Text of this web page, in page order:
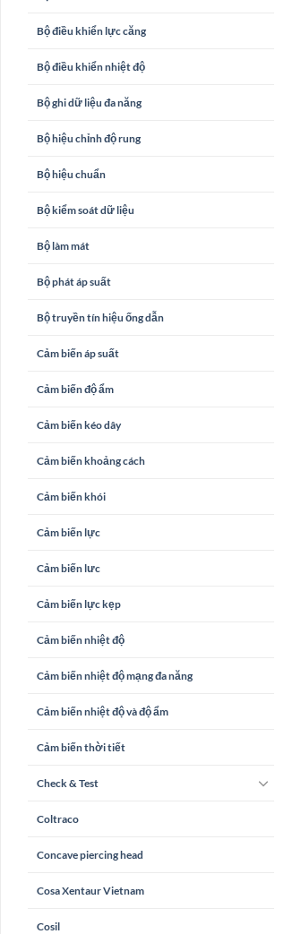
Bộ điều khiển lực căng
Bộ điều khiển nhiệt độ
Bộ ghi dữ liệu đa năng
Bộ hiệu chỉnh độ rung
Bộ hiệu chuẩn
Bộ kiểm soát dữ liệu
Bộ làm mát
Bộ phát áp suất
Bộ truyền tín hiệu ống dẫn
Cảm biến áp suất
Cảm biến độ ẩm
Cảm biến kéo dây
Cảm biến khoảng cách
Cảm biến khói
Cảm biến lực
Cảm biến lưc
Cảm biến lực kẹp
Cảm biến nhiệt độ
Cảm biến nhiệt độ mạng đa năng
Cảm biến nhiệt độ và độ ẩm
Cảm biến thời tiết
Check & Test
Coltraco
Concave piercing head
Cosa Xentaur Vietnam
Cosil